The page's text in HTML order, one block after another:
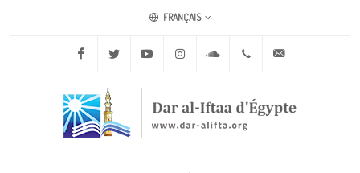
FRANÇAIS
Facebook Twitter Youtube Instagram Soundcloud+20 2 25970400